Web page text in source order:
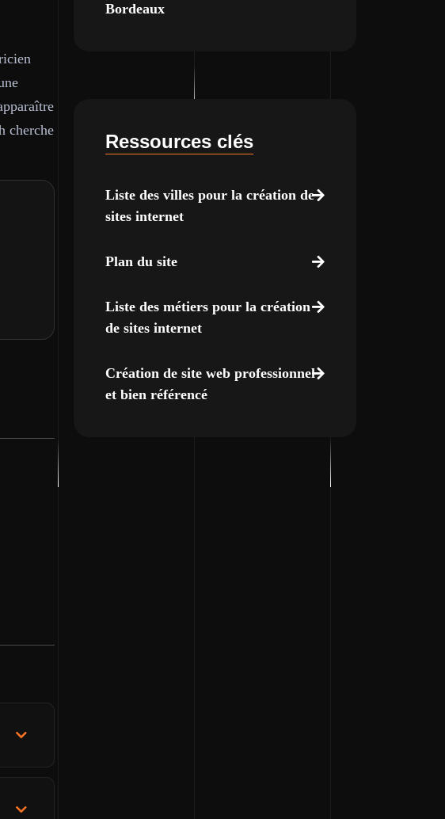
cherche
Bordeaux
Ressources clés
Liste des villes pour la création de
sites internet
Plan du site
Liste des métiers pour la création
de sites internet
Création de site web professionnel
et bien référencé